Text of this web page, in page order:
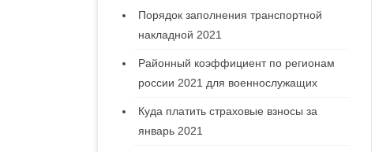
Порядок заполнения транспортной
накладной 2021
Районный коэффициент по регионам
россии 2021 для военнослужащих
Куда платить страховые взносы за
январь 2021